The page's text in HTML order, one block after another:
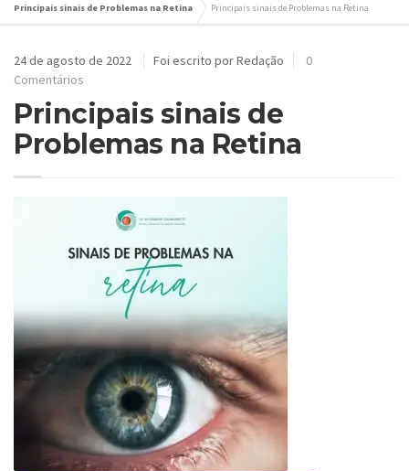
Principais sinais de Problemas na Retina Principais sinais de Problemas na Retina
24 de agosto de 2022 Foi escrito por Redação
0
Comentários
Principais sinais de
Problemas na Retina